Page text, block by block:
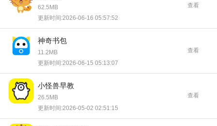
62.5MB
更新时间:2026-06-16 05:57:52
查看
神奇书包
11.2MB
更新时间:2026-06-15 05:13:07
查看
小怪兽早教
26.5MB
更新时间:2026-05-02 02:51:15
查看